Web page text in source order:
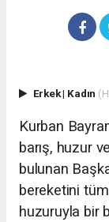
Erkek| Kadın
Kurban
barış, huzur
bulunan
bereketini
huzuruyla bir